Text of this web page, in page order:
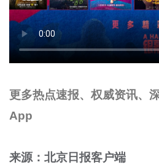
更多热点速报、权威资讯、
App
来源：北京日报客户端